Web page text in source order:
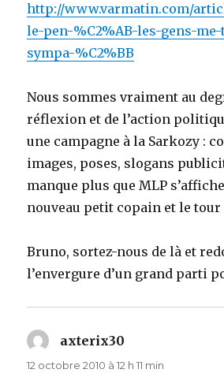
http://www.varmatin.com/
le-pen-%C2%AB-les-gens-
sympa-%C2%BB
Nous sommes vraiment au
réflexion et de l’action
une campagne à la Sarkozy :
images, poses, slogans
manque plus que MLP
nouveau petit copain et le tour
Bruno, sortez-nous de là et
l’envergure d’un grand parti
axterix30
12 octobre 2010 à 12 h 11 min